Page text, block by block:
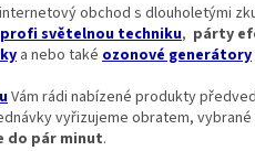
obchod s dlouholetými
profi světelnou techniku, párty
a nebo také ozonové generátory
Vám rádi nabízené produkty
vyřizujeme obratem, vybrané
do pár minut.